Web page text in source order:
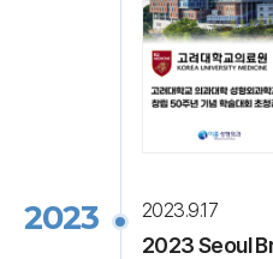
2023 2023.9.17
2023 Seoul